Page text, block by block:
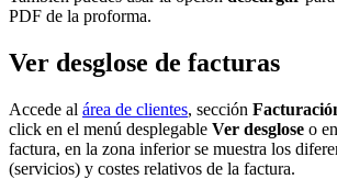
PDF de la proforma.
Ver desglose de facturas
Accede al área de clientes, sección
click en el menú desplegable Ver desglose o
factura, en la zona inferior se muestra los
(servicios) y costes relativos de la factura.